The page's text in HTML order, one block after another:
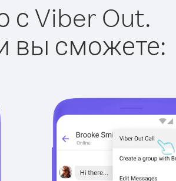
с Viber Out.
вы сможете: